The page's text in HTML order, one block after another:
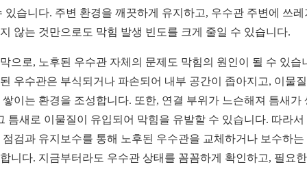
있습니다. 주변 환경을 깨끗하게 유지하고, 우수관 주변에 쓰레
않는 것만으로도 막힘 발생 빈도를 크게 줄일 수 있습니다.
으로, 노후된 우수관 자체의 문제도 막힘의 원인이 될 수 있습
우수관은 부식되거나 파손되어 내부 공간이 좁아지고, 이물
쌓이는 환경을 조성합니다. 또한, 연결 부위가 느슨해져 틈새가
틈새로 이물질이 유입되어 막힘을 유발할 수 있습니다. 따라서
점검과 유지보수를 통해 노후된 우수관을 교체하거나 보수하는
니다. 지금부터라도 우수관 상태를 꼼꼼하게 확인하고, 필요